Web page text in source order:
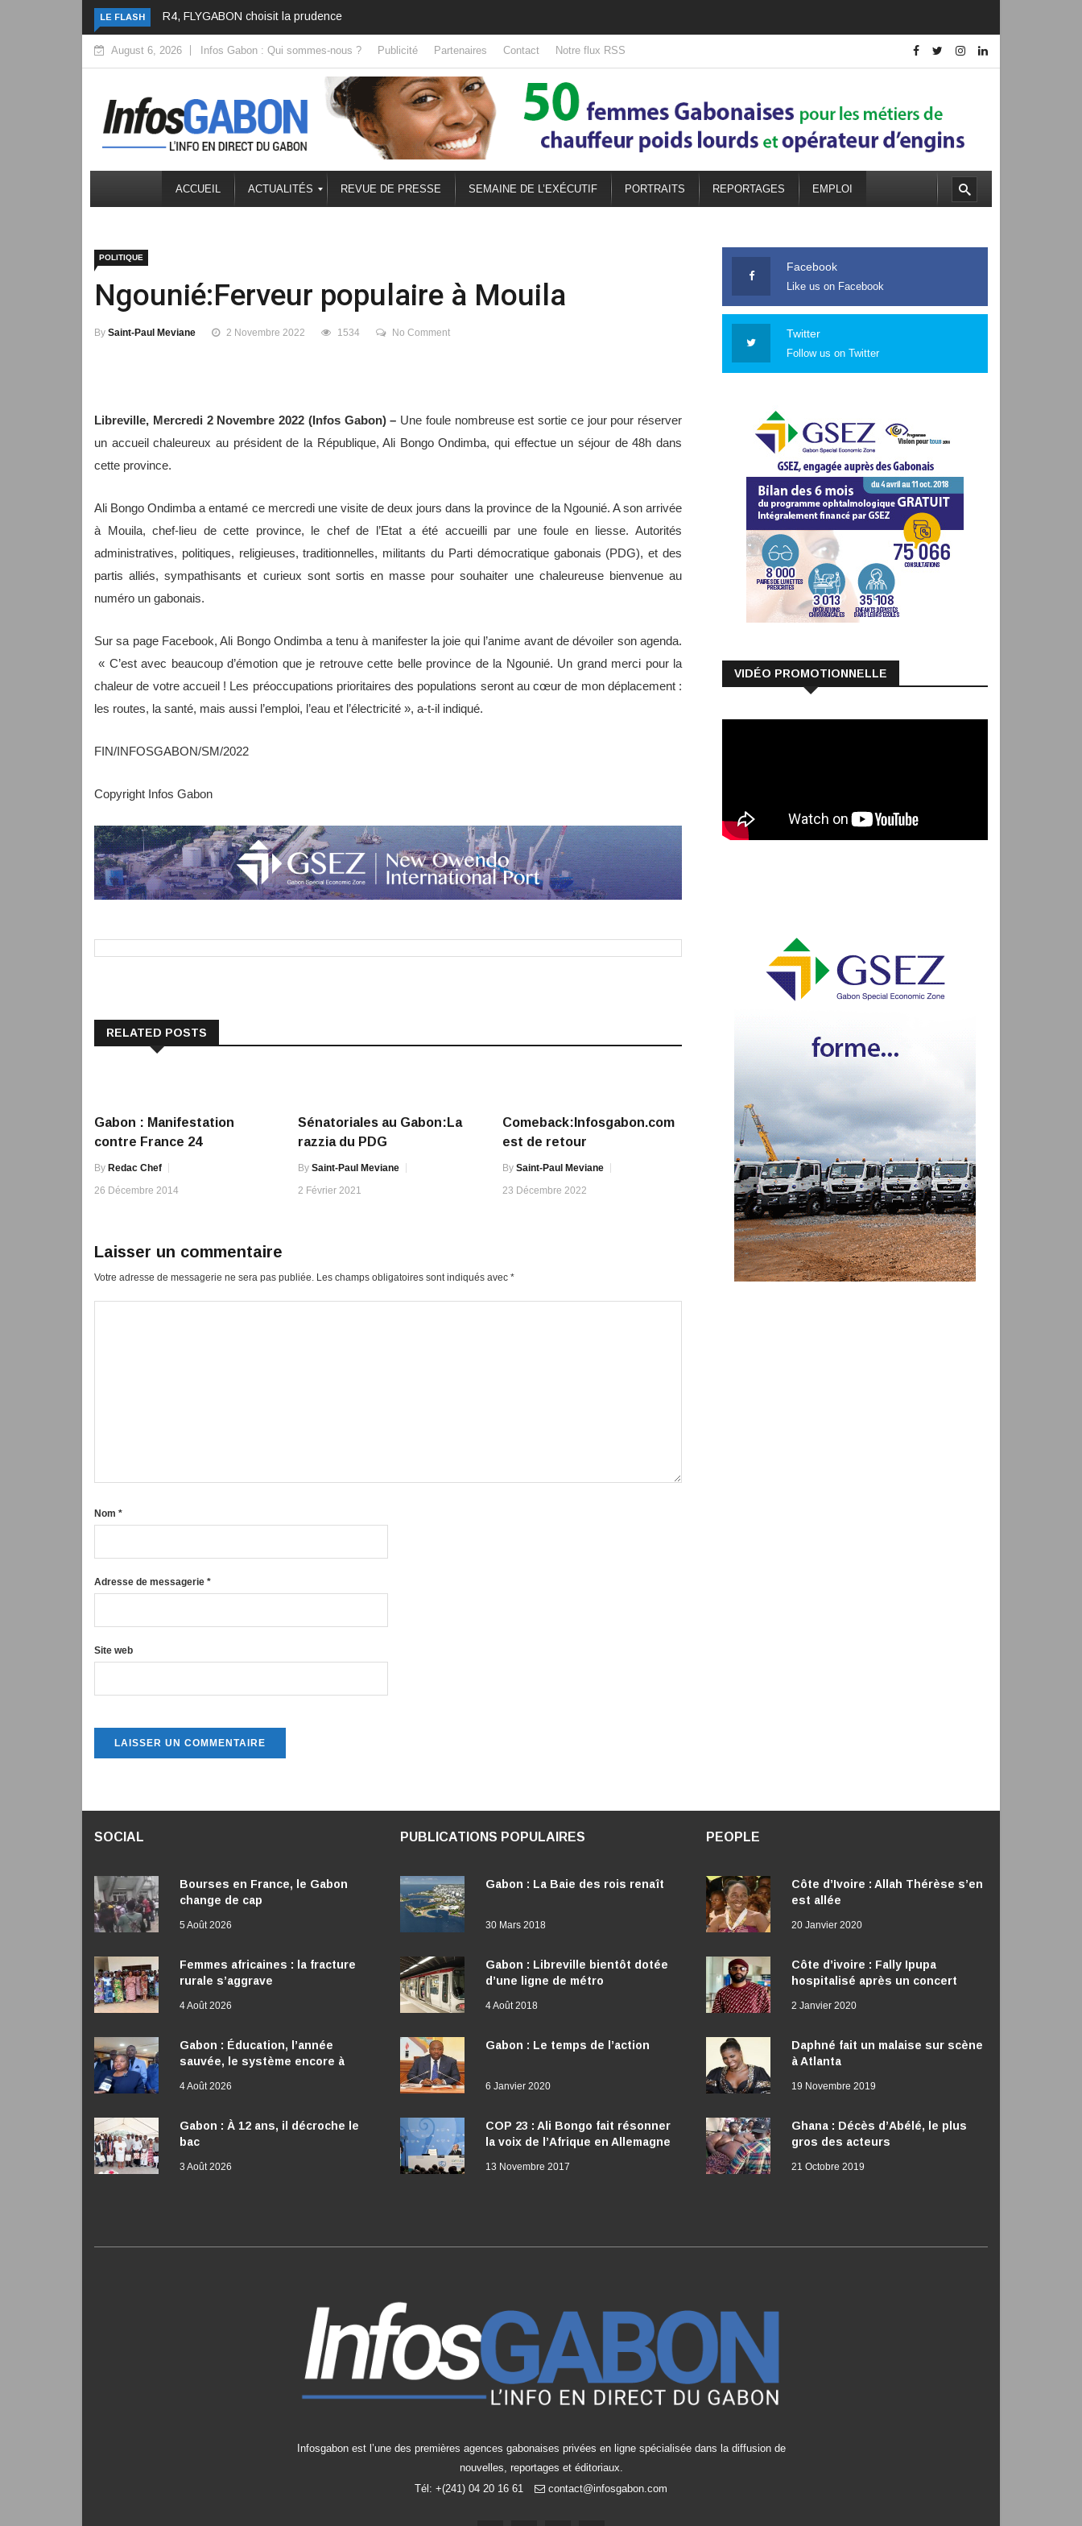
LE FLASH
R4, FLYGABON choisit la prudenceBourses en France, le Gabon
change de cap
August 6, 2026 Infos Gabon : Qui sommes-nous ? Publicité Partenaires Contact Notre flux RSS
ACCUEIL ACTUALITÉS REVUE DE PRESSE SEMAINE DE L’EXÉCUTIF PORTRAITS REPORTAGES EMPLOI
POLITIQUE
Ngounié:Ferveur populaire à Mouila
By Saint-Paul Meviane 2 Novembre 2022 1534 No Comment
Libreville, Mercredi 2 Novembre 2022 (Infos Gabon) – Une foule nombreuse est sortie ce jour pour réserver
un accueil chaleureux au président de la République, Ali Bongo Ondimba, qui effectue un séjour de 48h dans
cette province.
Ali Bongo Ondimba a entamé ce mercredi une visite de deux jours dans la province de la Ngounié. A son arrivée
à Mouila, chef-lieu de cette province, le chef de l’Etat a été accueilli par une foule en liesse. Autorités
administratives, politiques, religieuses, traditionnelles, militants du Parti démocratique gabonais (PDG), et des
partis alliés, sympathisants et curieux sont sortis en masse pour souhaiter une chaleureuse bienvenue au
numéro un gabonais.
Sur sa page Facebook, Ali Bongo Ondimba a tenu à manifester la joie qui l’anime avant de dévoiler son agenda.
« C’est avec beaucoup d’émotion que je retrouve cette belle province de la Ngounié. Un grand merci pour la
chaleur de votre accueil ! Les préoccupations prioritaires des populations seront au cœur de mon déplacement :
les routes, la santé, mais aussi l’emploi, l’eau et l’électricité », a-t-il indiqué.
FIN/INFOSGABON/SM/2022
Copyright Infos Gabon
RELATED POSTS
Gabon : Manifestation
contre France 24
By Redac Chef
26 Décembre 2014
Sénatoriales au Gabon:La
razzia du PDG
BySaint-Paul Meviane
2 Février 2021
Comeback:Infosgabon.com
est de retour
By Saint-Paul Meviane
23 Décembre 2022
Laisser un commentaire
Votre adresse de messagerie ne sera pas publiée. Les champs obligatoires sont indiqués avec *
Nom *
Adresse de messagerie *
Site web
Facebook
Like us on Facebook
Twitter
Follow us on Twitter
VIDÉO PROMOTIONNELLE
SOCIAL
Bourses en France, le Gabon
change de cap
5 Août 2026
Femmes africaines : la fracture
rurale s’aggrave
4 Août 2026
Gabon : Éducation, l’année
sauvée, le système encore à
4 Août 2026
Gabon : À 12 ans, il décroche le
bac
3 Août 2026
PUBLICATIONS POPULAIRES
Gabon : La Baie des rois renaît
30 Mars 2018
Gabon : Libreville bientôt dotée
d’une ligne de métro
4 Août 2018
Gabon : Le temps de l’action
6 Janvier 2020
COP 23 : Ali Bongo fait résonner
la voix de l’Afrique en Allemagne
13 Novembre 2017
PEOPLE
Côte d’Ivoire : Allah Thérèse s’en
est allée
20 Janvier 2020
Côte d’ivoire : Fally Ipupa
hospitalisé après un concert
2 Janvier 2020
Daphné fait un malaise sur scène
à Atlanta
19 Novembre 2019
Ghana : Décès d’Abélé, le plus
gros des acteurs
21 Octobre 2019
Infosgabon est l’une des premières agences gabonaises privées en ligne spécialisée dans la diffusion de
nouvelles, reportages et éditoriaux.
Tél: +(241) 04 20 16 61
contact@infosgabon.com